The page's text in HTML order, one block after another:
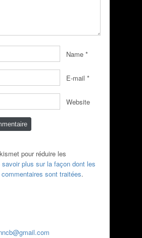
Name *
E-mail *
Website
pour réduire les
savoir plus sur la façon dont les
sont traitées.